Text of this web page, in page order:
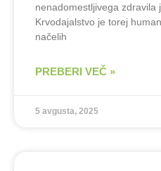
nenadomestljivega zdravila
Krvodajalstvo je torej
načelih
PREBERI VEČ »
5 avgusta, 2025